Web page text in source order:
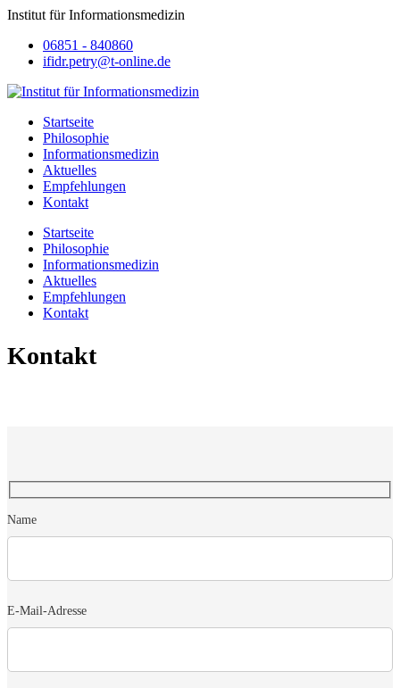
Institut für Informationsmedizin
06851 - 840860
ifidr.petry@t-online.de
Startseite
Philosophie
Informationsmedizin
Aktuelles
Empfehlungen
Kontakt
Startseite
Philosophie
Informationsmedizin
Aktuelles
Empfehlungen
Kontakt
Kontakt
Name
E-Mail-Adresse